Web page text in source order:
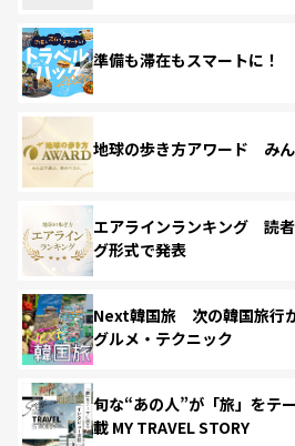
準備も滞在もスマートに！
地球の歩き方アワード みん
エアラインランキング 読
グ形式で発表
Next韓国旅 次の韓国旅行
グルメ・テクニック
旬な“あの人”が「旅」をテ
載 MY TRAVEL STORY